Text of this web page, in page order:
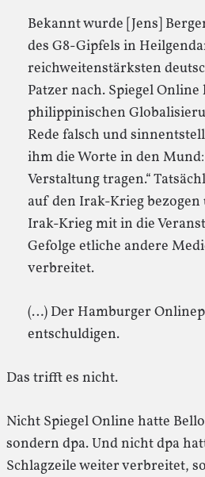
Bekannt wurde [Jens]
des G8-Gipfels in
reichweitenstärksten
Patzer nach. Spiegel
philippinischen
Rede falsch und
ihm die Worte in den
Verstaltung tragen.“
auf den Irak-Krieg
Irak-Krieg mit in die
Gefolge etliche andere
verbreitet.
(…) Der Hamburger
entschuldigen.
Das trifft es nicht.
Nicht Spiegel Online hatte
sondern dpa. Und nicht dpa
Schlagzeile weiter verbreitet,